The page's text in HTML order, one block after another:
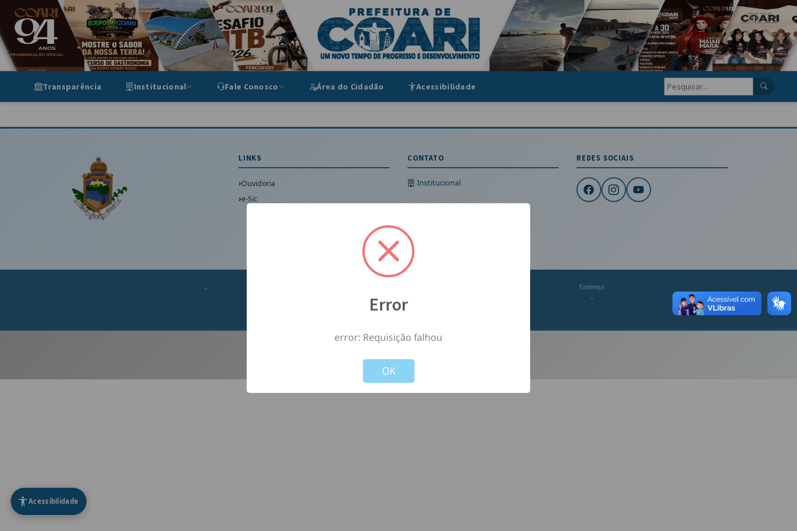
Portal de Transparência Municipal
Transparência Institucional Fale Conosco Área do Cidadão Acessibilidade
LINKS
Ouvidoria
e-Sic
CONTATO
Institucional
REDES SOCIAIS
- Endereço
-
Versão: 1.2.0
Acessibilidade
Error
error: Requisição falhou
OK